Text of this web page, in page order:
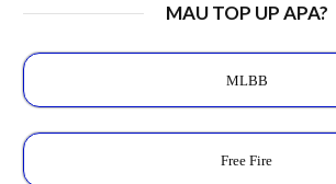
MAU TOP UP APA?
MLBB
Free Fire